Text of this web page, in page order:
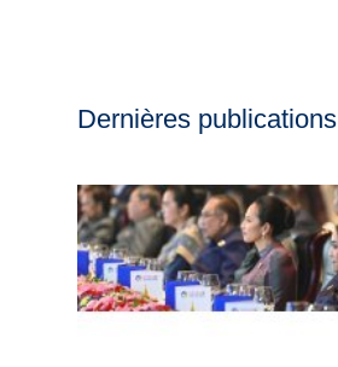
Dernières publications